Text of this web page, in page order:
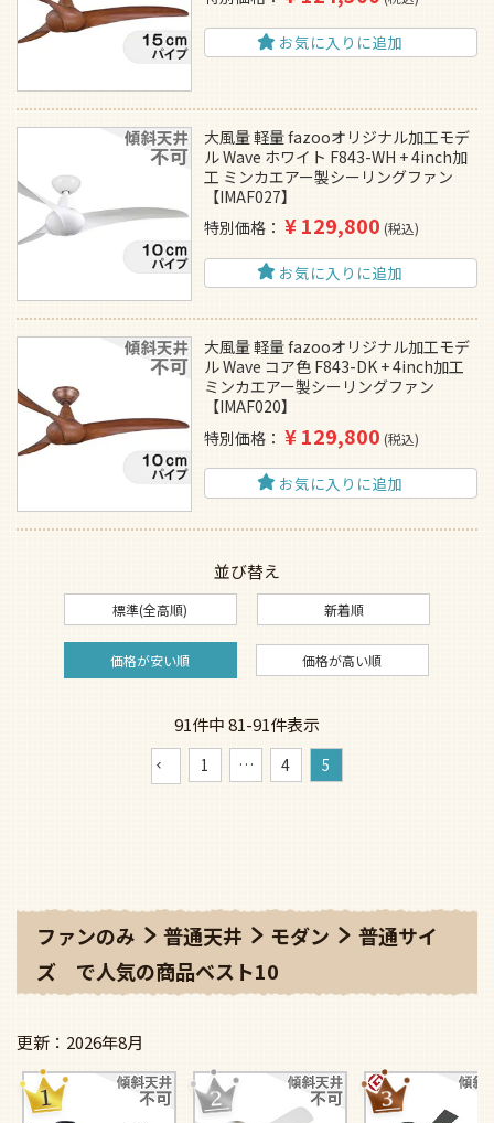
お気に入りに追加
大風量 軽量 fazooオリジナル加工モデ
ル Wave ホワイト F843-WH + 4inch加
工 ミンカエアー製シーリングファン
【IMAF027】
特別価格
¥129,800 税込
お気に入りに追加
大風量 軽量 fazooオリジナル加工モデ
ル Wave コア色 F843-DK + 4inch加工
ミンカエアー製シーリングファン
【IMAF020】
特別価格
¥129,800 税込
お気に入りに追加
並び替え
標準(全高順) 新着順
価格が安い順 価格が高い順
91件中81-91件表示
1 … 4 5
ファンのみ 普通天井 モダン
普通サイ
ズ で人気の商品ベスト10
2026年8月